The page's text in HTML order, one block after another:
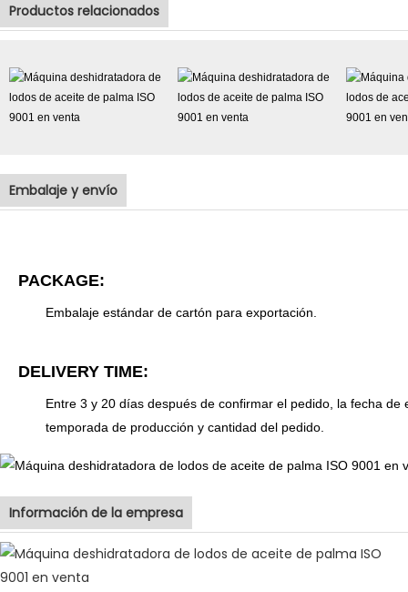
Productos relacionados
Embalaje y envío
PACKAGE:
Embalaje estándar de cartón para exportación.
DELIVERY TIME:
Entre 3 y 20 días después de confirmar el pedido, la fecha
temporada de producción y cantidad del pedido.
Información de la empresa